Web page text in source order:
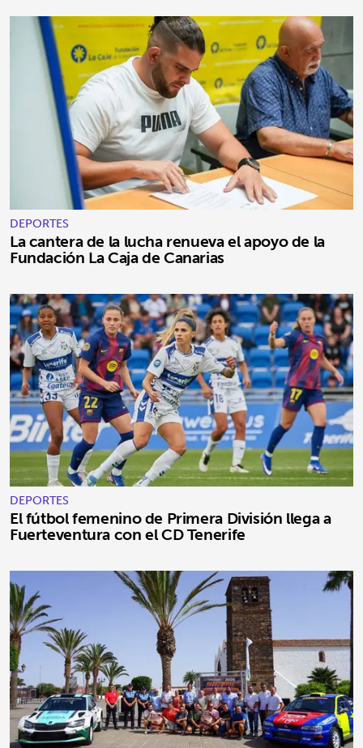
DEPORTES
La cantera de la lucha renueva el apoyo de la
Fundación La Caja de Canarias
DEPORTES
El fútbol femenino de Primera División llega a
Fuerteventura con el CD Tenerife